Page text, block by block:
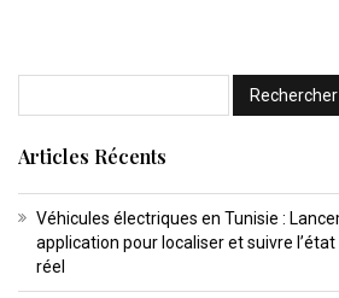
Articles Récents
Véhicules électriques en Tunisie :
application pour localiser et suivre
réel